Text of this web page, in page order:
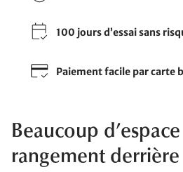
100 jours d’essai sans
Paiement facile par carte
Beaucoup
rangement